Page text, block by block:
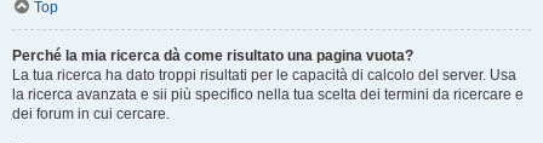
Top
Perché la mia ricerca dà come risultato una pagina vuota?
La tua ricerca ha dato troppi risultati per le capacità di calcolo del server. Usa
la ricerca avanzata e sii più specifico nella tua scelta dei termini da ricercare e
dei forum in cui cercare.